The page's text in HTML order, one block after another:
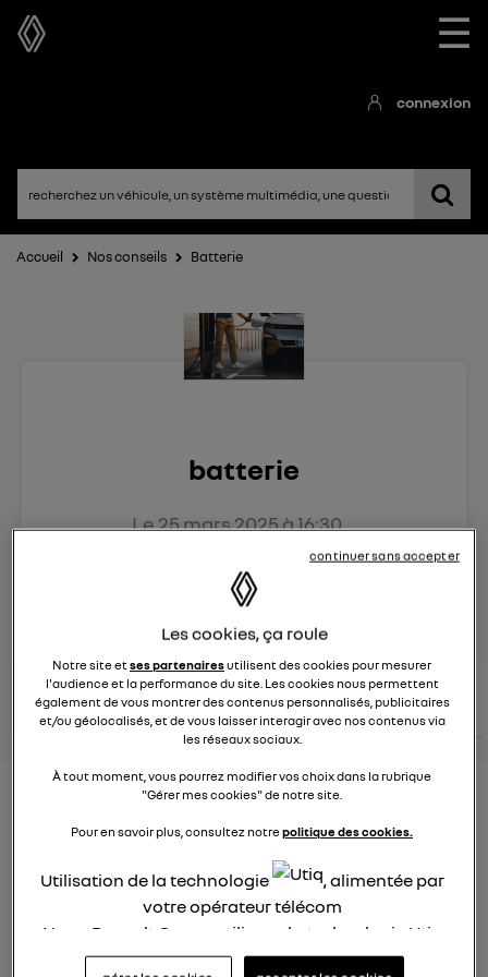
☰
connexion
Accueil Nos conseils Batterie
batterie
Le25 mars 2025à16:30
RENAULT
posez une question
conseils Renault
consultez les
conseils
similaires
voir tous les
conseils
Aides aux frais installation d'une
borne de recharge
Elena42
Existe t-il des aides pour faire installer une borne de
recharge à domicile ?
Les cookies, ça roule
Notre site etses partenairesutilisent des cookies pour mesurer
l'audience et la performance du site. Les cookies nous permettent
également de vous montrer des contenus personnalisés, publicitaires
et/ou géolocalisés, et de vous laisser interagir avec nos contenus via
les réseaux sociaux.
À tout moment, vous pourrez modifier vos choix dans la rubrique
"Gérer mes cookies" de notre site.
Pour en savoir plus, consultez notrepolitique des cookies.
Utilisation de la technologie
, alimentée par
votre opérateur télécom
Nous, Renault Group, utilisons la technologie Utiq
pour nos activités digitales (telles que décrites
continuer sans accepter